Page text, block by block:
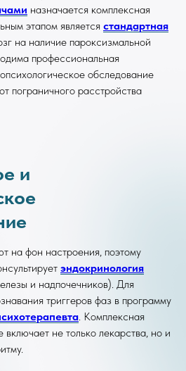
назначается комплексная
этапом является стандартная
на наличие пароксизмальной
профессиональная
обследование
пограничного расстройства
и
на фон настроения, поэтому
эндокринология
и надпочечников). Для
триггеров фаз в программу
. Комплексная
не только лекарства, но и